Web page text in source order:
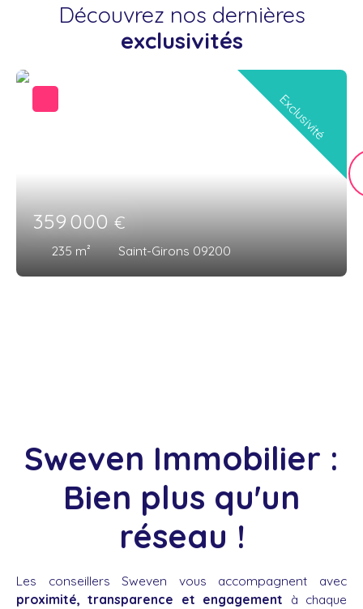
Découvrez nos dernières
exclusivités
359 000€
235 m² Saint-Girons 09200
Exclusivité
Sweven Immobilier :
Bien plus qu'un
réseau !
Les conseillers Sweven vous accompagnent avec
proximité, transparence et engagement à chaque